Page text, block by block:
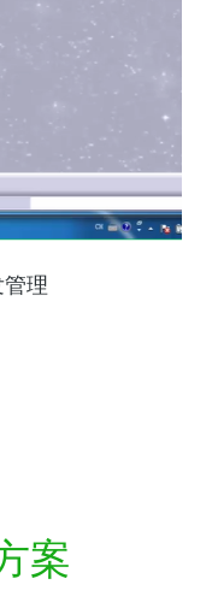
理
案